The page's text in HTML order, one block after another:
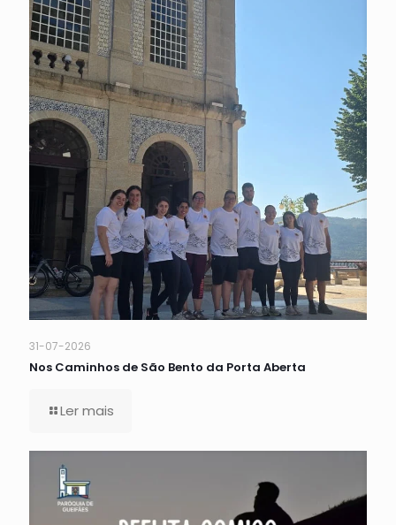
31-07-2026
Nos Caminhos de São Bento da Porta Aberta
Ler mais